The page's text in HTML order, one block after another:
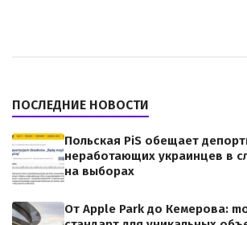
ПОСЛЕДНИЕ НОВОСТИ
Польская PiS обещает
неработающих украинцев в
на выборах
От Apple Park до Кемерова: